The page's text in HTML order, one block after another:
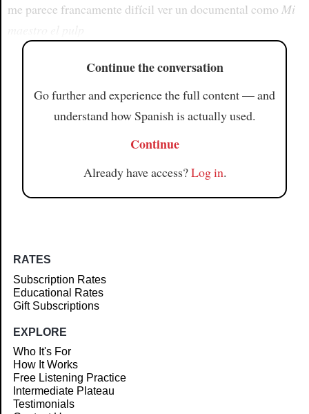
me parece francamente difícil ver un documental como Mi
Continue the conversation
Go further and experience the full content — and
understand how Spanish is actually used.
Continue
Already have access?Log in.
RATES
Subscription Rates
Educational Rates
Gift Subscriptions
EXPLORE
Who It's For
How It Works
Free Listening Practice
Intermediate Plateau
Testimonials